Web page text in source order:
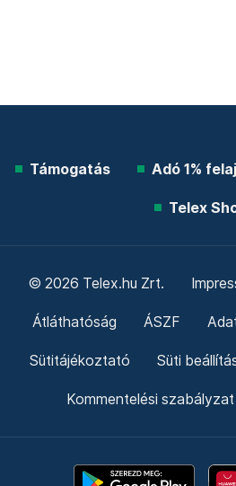
Támogatás Adó 1%
Telex
© 2026 Telex.hu Zrt.
Átláthatóság ÁSZF
Sütitájékoztató Süti
Kommentelési szabályzat